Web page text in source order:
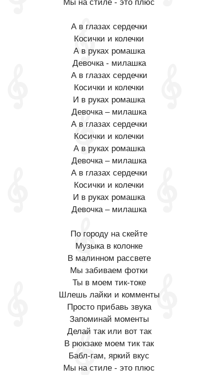
Мы на стиле - это плюс
А в глазах сердечки
Косички и колечки
А в руках ромашка
Девочка - милашка
А в глазах сердечки
Косички и колечки
И в руках ромашка
Девочка – милашка
А в глазах сердечки
Косички и колечки
А в руках ромашка
Девочка – милашка
А в глазах сердечки
Косички и колечки
И в руках ромашка
Девочка – милашка
По городу на скейте
Музыка в колонке
В малинном рассвете
Мы забиваем фотки
Ты в моем тик-токе
Шлешь лайки и комменты
Просто прибавь звука
Запоминай моменты
Делай так или вот так
В рюкзаке моем тик так
Бабл-гам, яркий вкус
Мы на стиле - это плюс